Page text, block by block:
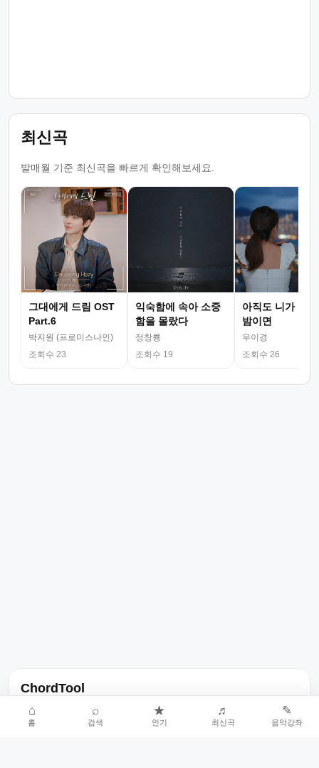
최신곡
발매월 기준 최신곡을 빠르게 확인해보세요.
그대에게 드림 OST
Part.6
박지원 (프로미스나인)
조회수 23
익숙함에 속아 소중
함을 몰랐다
정창룡
조회수 19
아직도 니가 그
밤이면
우이경
조회수 26
ChordTool
노래 가사, 곡 정보, 코드, 악보를 한곳에서 찾을 수 있는 음악 정보
서비스입니다.
⌂
홈
⌕
검색
★
인기
♬
최신곡
✎
음악강좌